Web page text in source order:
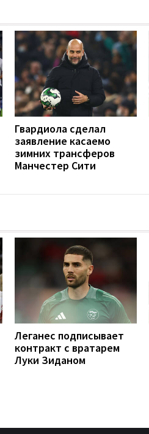
Гвардиола сделал
заявление касаемо
зимних трансферов
Манчестер Сити
Леганес подписывает
контракт с вратарем
Луки Зиданом